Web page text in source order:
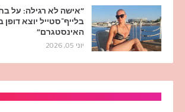
“אישה לא רגילה: על
בלייף־סטייל יוצא דופן
האינסטגרם”
יוני 05, 2026